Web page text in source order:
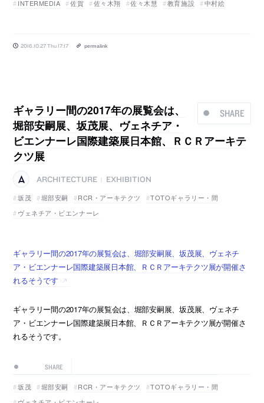
INTERMEDIA 佐賀 佐々木翔 佐々木慧 教育施設 中村絵
2016.10.27 Thu 17:17 permalink
SHARE
ギャラリー間の2017年の展覧会は、
堀部安嗣展、坂茂展、ヴェネチア・
ビエンナーレ国際建築展日本館、ＲＣＲアーキテ
クツ展
ARCHITECTURE
EXHIBITION
坂茂
堀部安嗣 RCR・アーキテクツ
TOTOギャラリー・間
ヴェネチア・ビエンナーレ
ギャラリー間の2017年の展覧会は、堀部安嗣展、坂茂展、ヴェネチ
ア・ビエンナーレ国際建築展日本館、ＲＣＲアーキテクツ展が開催さ
れるそうです
ギャラリー間の2017年の展覧会は、堀部安嗣展、坂茂展、ヴェネチ
ア・ビエンナーレ国際建築展日本館、ＲＣＲアーキテクツ展が開催さ
れるそうです。
SHARE
坂茂 堀部安嗣 RCR・アーキテクツ
TOTOギャラリー・間